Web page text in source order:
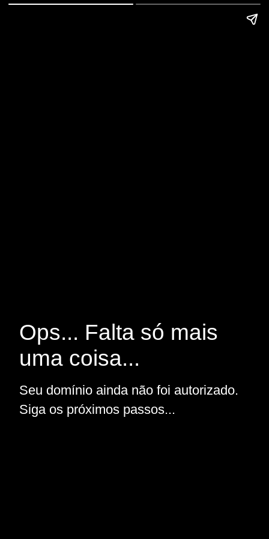
Ops... Falta só mais
uma coisa...
Seu domínio ainda não foi autorizado.
Siga os próximos passos...